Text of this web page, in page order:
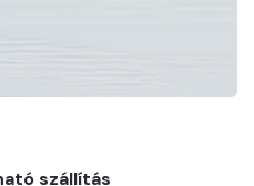
szállítás